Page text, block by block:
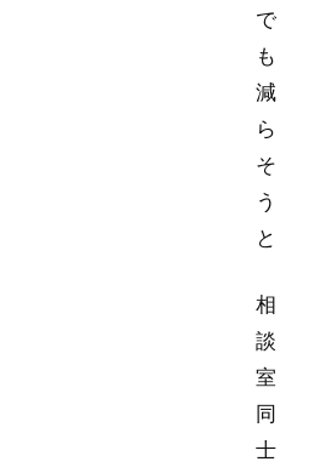
で
も
減
ら
そ
う
と
相
談
室
同
士